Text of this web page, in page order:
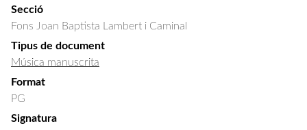
Secció
Fons Joan Baptista Lambert i Caminal
Tipus de document
Música manuscrita
Format
PG
Signatura